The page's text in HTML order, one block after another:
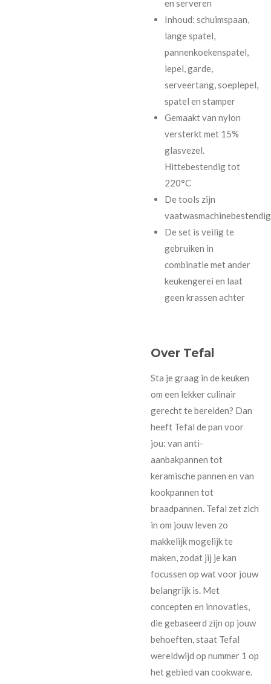
en serveren
Inhoud: schuimspaan,
lange spatel,
pannenkoekenspatel,
lepel, garde,
serveertang, soeplepel,
spatel en stamper
Gemaakt van nylon
versterkt met 15%
glasvezel.
Hittebestendig tot
220°C
De tools zijn
vaatwasmachinebestendig
De set is veilig te
gebruiken in
combinatie met ander
keukengerei en laat
geen krassen achter
Over Tefal
Sta je graag in de keuken
om een lekker culinair
gerecht te bereiden? Dan
heeft Tefal de pan voor
jou: van anti-
aanbakpannen tot
keramische pannen en van
kookpannen tot
braadpannen. Tefal zet zich
in om jouw leven zo
makkelijk mogelijk te
maken, zodat jij je kan
focussen op wat voor jouw
belangrijk is. Met
concepten en innovaties,
die gebaseerd zijn op jouw
behoeften, staat Tefal
wereldwijd op nummer 1 op
het gebied van cookware.